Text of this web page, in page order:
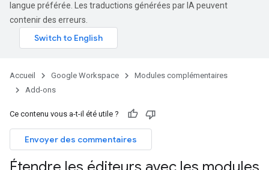
langue préférée. Les traductions générées par IA peuvent
contenir des erreurs.
Accueil Google Workspace
Modules complémentaires
Add-ons
Ce contenu vous a-t-il été utile ?
Envoyer des commentaires